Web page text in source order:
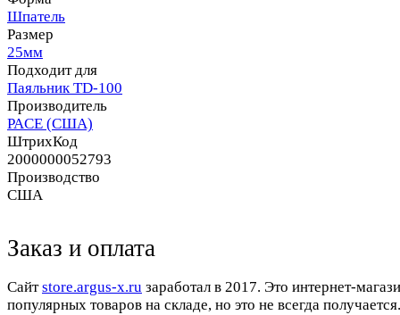
Шпатель
Размер
25мм
Подходит для
Паяльник TD-100
Производитель
PACE (США)
ШтрихКод
2000000052793
Производство
США
Заказ и оплата
Cайтstore.argus-x.ru заработал в 2017. Это интернет-
популярных товаров на складе, но это не всегда